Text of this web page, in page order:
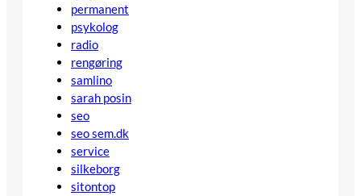
permanent
psykolog
radio
rengøring
samlino
sarah posin
seo
seo sem.dk
service
silkeborg
sitontop